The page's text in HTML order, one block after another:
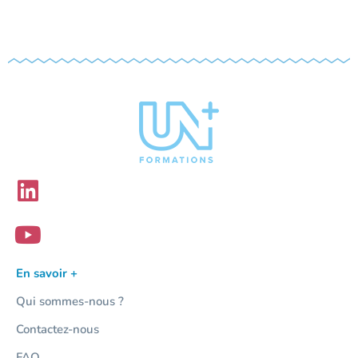
En savoir +
Qui sommes-nous ?
Contactez-nous